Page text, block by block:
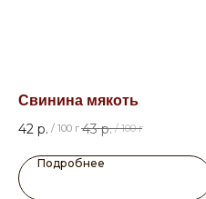
Свинина мякоть
42 р. / 100 г 43 р. / 100 г
Подробнее